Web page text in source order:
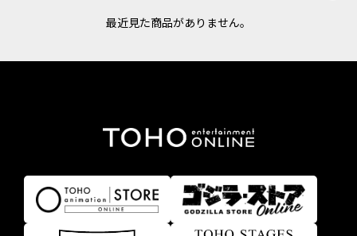
最近見た商品がありません。